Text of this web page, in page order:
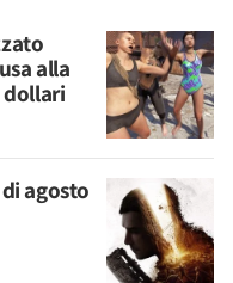
alla
dollari
agosto